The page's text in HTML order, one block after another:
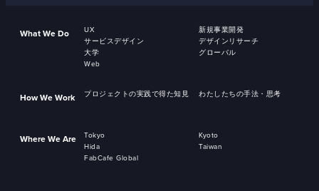
What We Do UX
新規事業開発
サービスデザイン
デザインリサーチ
大学
グローバル
Web
How We Work プロジェクトの実践で得た知見 わたしたちの手法・思考
Where We Are Tokyo
Kyoto
Hida
Taiwan
FabCafe Global